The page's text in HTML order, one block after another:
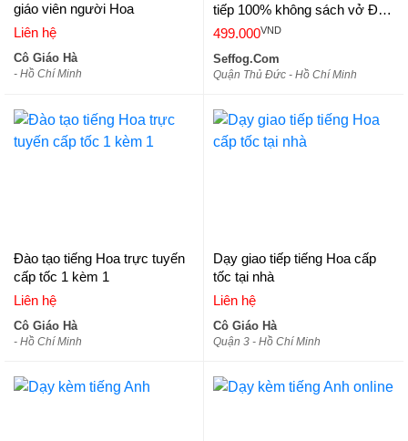
giáo viên người Hoa
Liên hệ
Cô Giáo Hà
- Hồ Chí Minh
tiếp 100% không sách vở Đà
Nẵng
499.000VND
Seffog.Com
Quận Thủ Đức - Hồ Chí Minh
Đào tạo tiếng Hoa trực tuyến
cấp tốc 1 kèm 1
Liên hệ
Cô Giáo Hà
- Hồ Chí Minh
Dạy giao tiếp tiếng Hoa cấp
tốc tại nhà
Liên hệ
Cô Giáo Hà
Quận 3 - Hồ Chí Minh